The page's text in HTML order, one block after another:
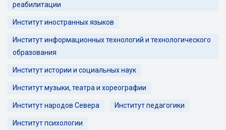
реабилитации
Институт иностранных языков
Институт информационных технологий и технологического
образования
Институт истории и социальных наук
Институт музыки, театра и хореографии
Институт народов Севера Институт педагогики
Институт психологии